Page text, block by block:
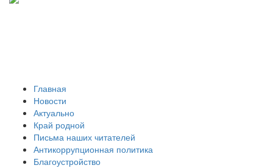
Главная
Новости
Актуально
Край родной
Письма наших читателей
Антикоррупционная политика
Благоустройство